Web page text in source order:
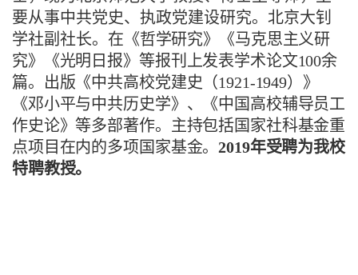
要从事中共党史、执政党建设研究。北京大钊
学社副社长。 在《哲学研究》《马克思主义研
究》《光明日报》等报刊上发表学术论文100余
篇。出版《中共高校党建史（1921-1949）》
《邓小平与中共历史学》、《中国高校辅导员工
作史论》等多部著作。主持包括国家社科基金重
点项目在内的多项国家基金。2019年受聘为我校
特聘教授。